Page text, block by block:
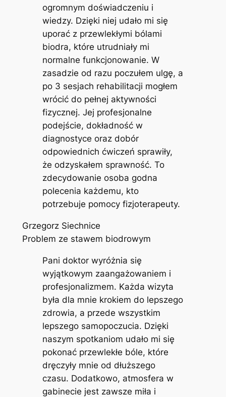
ogromnym doświadczeniu i
wiedzy. Dzięki niej udało mi się
uporać z przewlekłymi bólami
biodra, które utrudniały mi
normalne funkcjonowanie. W
zasadzie od razu poczułem ulgę, a
po 3 sesjach rehabilitacji mogłem
wrócić do pełnej aktywności
fizycznej. Jej profesjonalne
podejście, dokładność w
diagnostyce oraz dobór
odpowiednich ćwiczeń sprawiły,
że odzyskałem sprawność. To
zdecydowanie osoba godna
polecenia każdemu, kto
potrzebuje pomocy fizjoterapeuty.
Grzegorz Siechnice
Problem ze stawem biodrowym
Pani doktor wyróżnia się
wyjątkowym zaangażowaniem i
profesjonalizmem. Każda wizyta
była dla mnie krokiem do lepszego
zdrowia, a przede wszystkim
lepszego samopoczucia. Dzięki
naszym spotkaniom udało mi się
pokonać przewlekłe bóle, które
dręczyły mnie od dłuższego
czasu. Dodatkowo, atmosfera w
gabinecie jest zawsze miła i